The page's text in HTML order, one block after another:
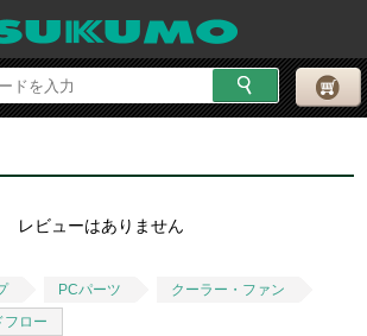
レビューはありません
PCパーツ
クーラー・ファン
フロー